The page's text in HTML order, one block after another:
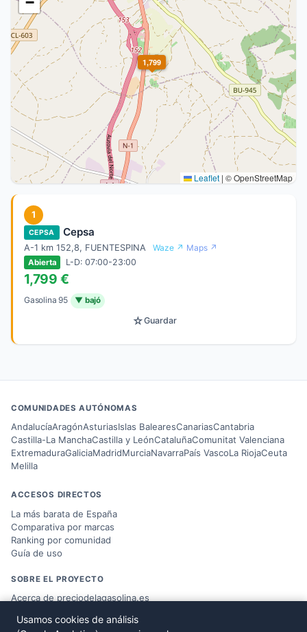
1,799
Leaflet | © OpenStreetMap
1
CEPSA Cepsa
A-1 km 152,8, FUENTESPINA Waze ↗ Maps ↗
Abierta L-D: 07:00-23:00
1,799 €
Gasolina 95 ▼ bajó
☆Guardar
COMUNIDADES AUTÓNOMAS
AndalucíaAragónAsturiasIslas BalearesCanariasCantabria
Castilla-La ManchaCastilla y LeónCataluñaComunitat Valenciana
ExtremaduraGaliciaMadridMurciaNavarraPaís VascoLa RiojaCeuta
Melilla
ACCESOS DIRECTOS
La más barata de España
Comparativa por marcas
Ranking por comunidad
Guía de uso
SOBRE EL PROYECTO
Acerca de preciodelagasolina.es
Datos del Ministerio MITERD
Usamos cookies de análisis